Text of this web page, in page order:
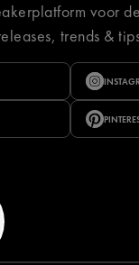
voor
trends &